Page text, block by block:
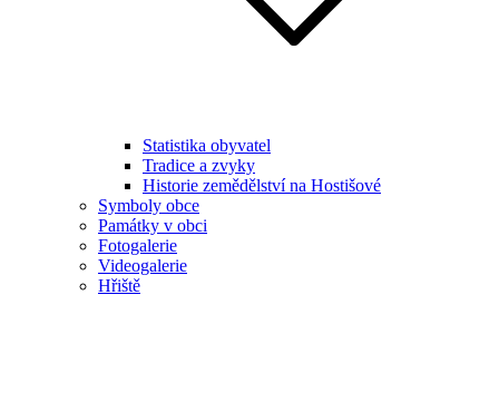
Statistika obyvatel
Tradice a zvyky
Historie zemědělství na Hostišové
Symboly obce
Památky v obci
Fotogalerie
Videogalerie
Hřiště